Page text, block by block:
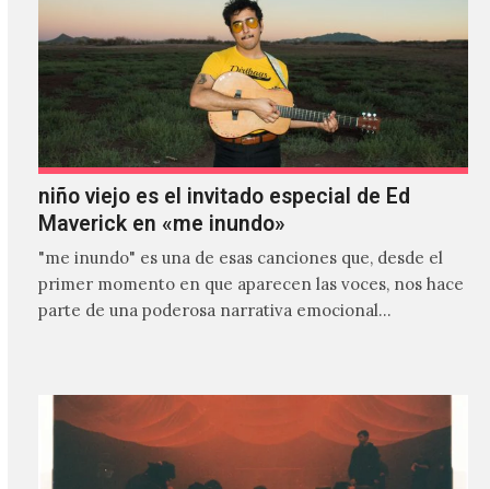
niño viejo es el invitado especial de Ed
Maverick en «me inundo»
"me inundo" es una de esas canciones que, desde el
primer momento en que aparecen las voces, nos hace
parte de una poderosa narrativa emocional…